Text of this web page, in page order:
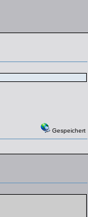
Gespeichert